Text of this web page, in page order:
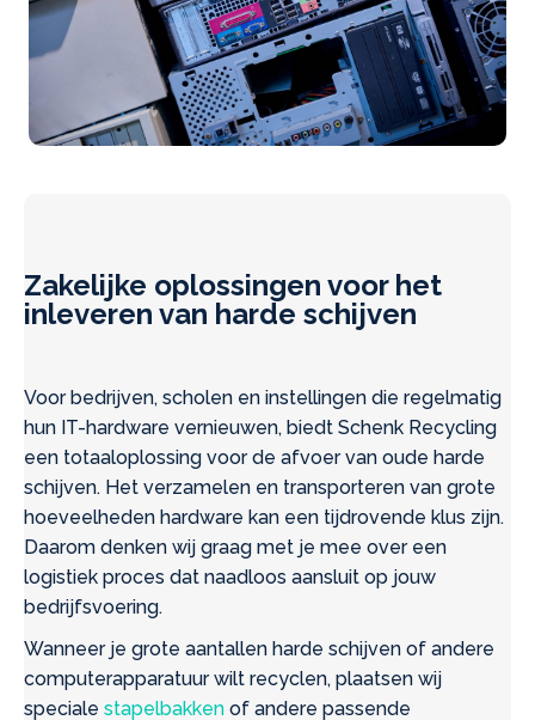
Zakelijke oplossingen voor het
inleveren van harde schijven
Voor bedrijven, scholen en instellingen die regelmatig
hun IT-hardware vernieuwen, biedt Schenk Recycling
een totaaloplossing voor de afvoer van oude harde
schijven. Het verzamelen en transporteren van grote
hoeveelheden hardware kan een tijdrovende klus zijn.
Daarom denken wij graag met je mee over een
logistiek proces dat naadloos aansluit op jouw
bedrijfsvoering.
Wanneer je grote aantallen harde schijven of andere
computerapparatuur wilt recyclen, plaatsen wij
speciale stapelbakken of andere passende